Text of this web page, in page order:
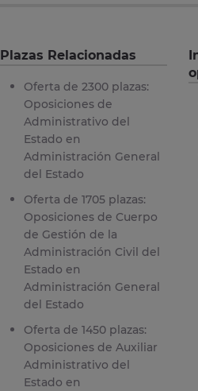
Plazas Relacionadas
Oferta de 2300 plazas:
Oposiciones de
Administrativo del
Estado en
Administración General
del Estado
Oferta de 1705 plazas:
Oposiciones de Cuerpo
de Gestión de la
Administración Civil del
Estado en
Administración General
del Estado
Oferta de 1450 plazas:
Oposiciones de Auxiliar
Administrativo del
Estado en